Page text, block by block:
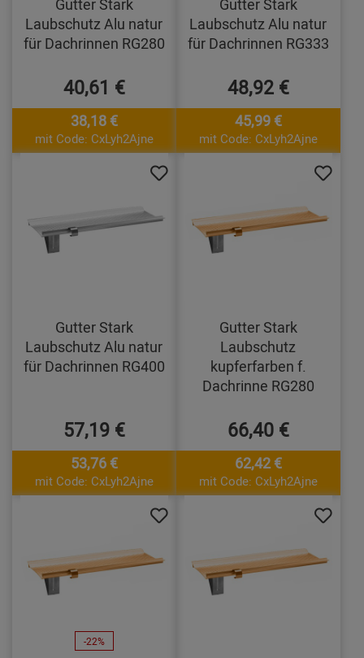
Laubschutz Alu natur
für Dachrinnen RG280
40,61 €
38,18 €
mit Code: CxLyh2Ajne
Laubschutz Alu natur
für Dachrinnen RG333
48,92 €
45,99 €
mit Code: CxLyh2Ajne
Gutter Stark
Laubschutz Alu natur
für Dachrinnen RG400
57,19 €
53,76 €
mit Code: CxLyh2Ajne
Gutter Stark
Laubschutz
kupferfarben f.
Dachrinne RG280
66,40 €
62,42 €
mit Code: CxLyh2Ajne
-22%